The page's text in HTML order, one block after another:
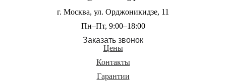
Цены
Контакты
Гарантии
г. Москва, ул. Орджоникидзе, 11
Пн–Пт, 9:00–18:00
Заказать звонок